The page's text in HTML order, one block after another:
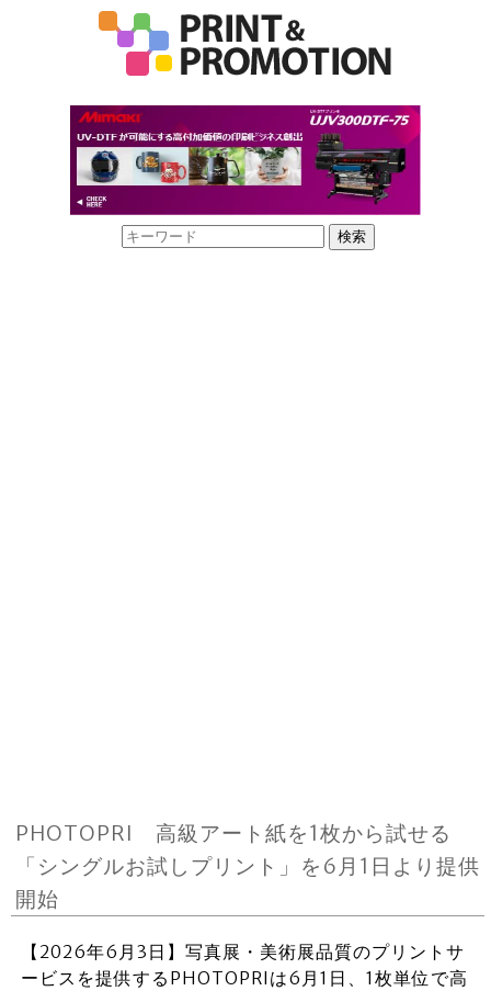
PHOTOPRI 高級アート紙を1枚から試せる
「シングルお試しプリント」を6月1日より提供
開始
【2026年6月3日】写真展・美術展品質のプリントサ
ービスを提供するPHOTOPRIは6月1日、1枚単位で高